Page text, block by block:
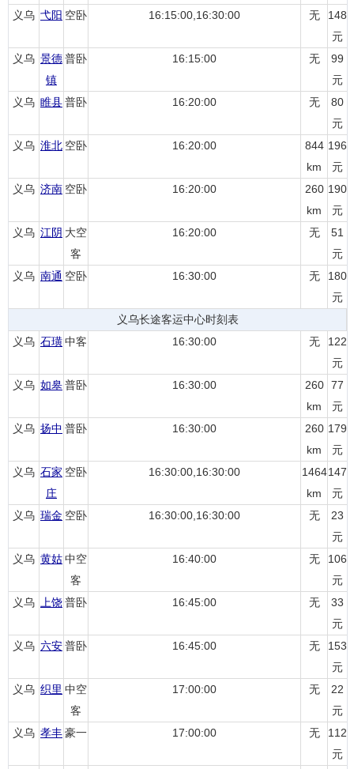
义乌 弋阳 空卧 16:15:00,16:30:00 无
148
元
义乌 景德
镇
普卧 16:15:00 无
99
元
义乌 睢县普卧 16:20:00 无
80
元
义乌 淮北 空卧 16:20:00
844
km
196
元
义乌 济南 空卧 16:20:00
260
km
190
元
义乌 江阴 大空
客
16:20:00 无
51
元
义乌 南通 空卧 16:30:00 无
180
元
义乌长途客运中心时刻表
义乌 石璜中客 16:30:00 无
122
元
义乌 如皋普卧 16:30:00
260
km
77
元
义乌 扬中 普卧 16:30:00
260
km
179
元
义乌 石家
庄
空卧 16:30:00,16:30:00
1464
km
147
元
义乌 瑞金 空卧 16:30:00,16:30:00 无
23
元
义乌 黄姑中空
客
16:40:00 无
106
元
义乌
上饶普卧 16:45:00 无
33
元
义乌 六安普卧 16:45:00 无
153
元
义乌 织里 中空
客
17:00:00 无
22
元
义乌 孝丰豪一 17:00:00 无
112
元